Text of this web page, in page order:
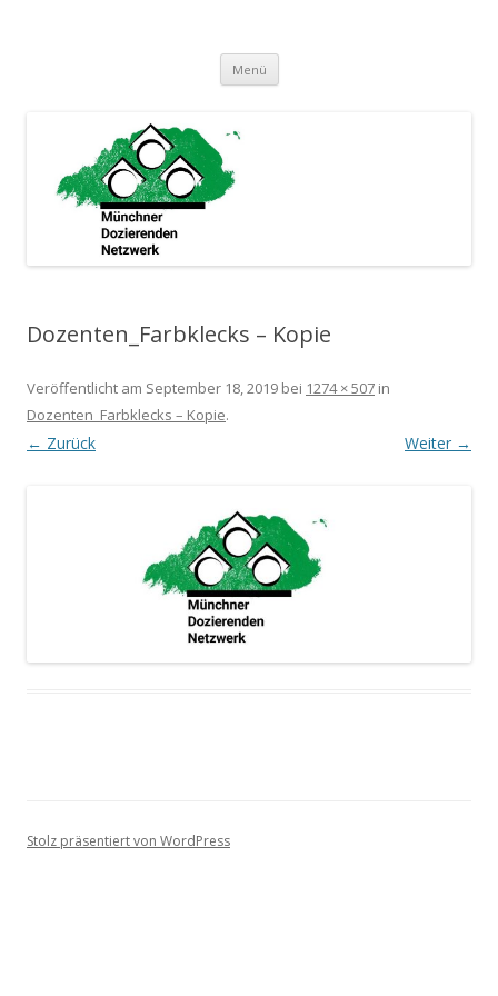
Menü Springe
Inhalt
Dozenten_Farbklecks – Kopie
Veröffentlicht am September 18, 2019 bei 1274 × 507 in
Dozenten_Farbklecks – Kopie.
← Zurück Weiter →
Stolz präsentiert von WordPress